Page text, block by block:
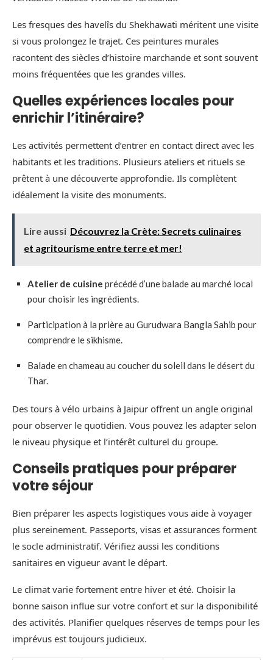
Les fresques des havelîs du Shekhawati méritent une visite
si vous prolongez le trajet. Ces peintures murales
racontent des siècles d’histoire marchande et sont souvent
moins fréquentées que les grandes villes.
Quelles expériences locales pour
enrichir l’itinéraire?
Les activités permettent d’entrer en contact direct avec les
habitants et les traditions. Plusieurs ateliers et rituels se
prêtent à une découverte approfondie. Ils complètent
idéalement la visite des monuments.
Lire aussi Découvrez la Crète: Secrets culinaires
et agritourisme entre terre et mer!
Atelier de cuisine précédé d’une balade au marché local
pour choisir les ingrédients.
Participation à la prière au Gurudwara Bangla Sahib pour
comprendre le sikhisme.
Balade en chameau au coucher du soleil dans le désert du
Thar.
Des tours à vélo urbains à Jaipur offrent un angle original
pour observer le quotidien. Vous pouvez les adapter selon
le niveau physique et l’intérêt culturel du groupe.
Conseils pratiques pour préparer
votre séjour
Bien préparer les aspects logistiques vous aide à voyager
plus sereinement. Passeports, visas et assurances forment
le socle administratif. Vérifiez aussi les conditions
sanitaires en vigueur avant le départ.
Le climat varie fortement entre hiver et été. Choisir la
bonne saison influe sur votre confort et sur la disponibilité
des activités. Planifier quelques réserves de temps pour les
imprévus est toujours judicieux.